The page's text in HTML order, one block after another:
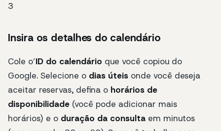
3
Insira os detalhes do calendário
Cole o’ID do calendário que você copiou do
Google. Selecione o dias úteis onde você deseja
aceitar reservas, defina o horários de
disponibilidade (você pode adicionar mais
horários) e o duração da consulta em minutos